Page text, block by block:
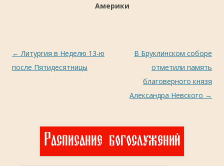
Америки
Навигация
по
← Литургия в Неделю 13-ю
после Пятидесятницы
В Бруклинском соборе
отметили память
благоверного князя
Александра Невского →